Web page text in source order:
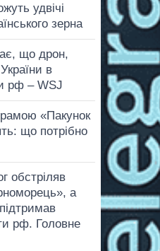
удвічі
зерна
що дрон,
в
рф – WSJ
«Пакунок
що потрібно
обстріляв
а
рф. Головне